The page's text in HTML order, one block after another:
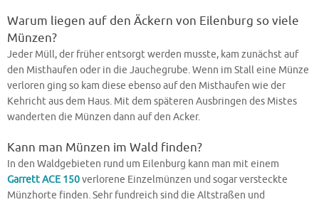
Warum liegen auf den Äckern von Eilenburg so viele
Münzen?
Jeder Müll, der früher entsorgt werden musste, kam zunächst auf
den Misthaufen oder in die Jauchegrube. Wenn im Stall eine Münze
verloren ging so kam diese ebenso auf den Misthaufen wie der
Kehricht aus dem Haus. Mit dem späteren Ausbringen des Mistes
wanderten die Münzen dann auf den Acker.
Kann man Münzen im Wald finden?
In den Waldgebieten rund um Eilenburg kann man mit einem
Garrett ACE 150verlorene Einzelmünzen und sogar versteckte
Münzhorte finden. Sehr fundreich sind die Altstraßen und